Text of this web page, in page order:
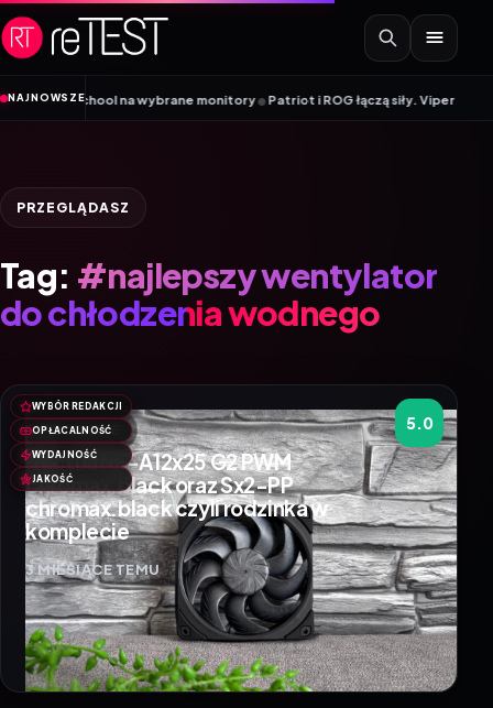
Przejdź do treści
NAJNOWSZE
to School na wybrane monitory•Patriot i ROG łączą siły. Viper Steel 5
PRZEGLĄDASZ
Tag: #najlepszy wentylator
do chłodzenia wodnego
WYBÓR REDAKCJI
OPŁACALNOŚĆ
WYDAJNOŚĆ
JAKOŚĆ
5.0
RECENZJE
Noctua NF-A12x25 G2 PWM
chromax.black oraz Sx2-PP
chromax.black czyli rodzinka w
komplecie
3 MIESIĄCE TEMU